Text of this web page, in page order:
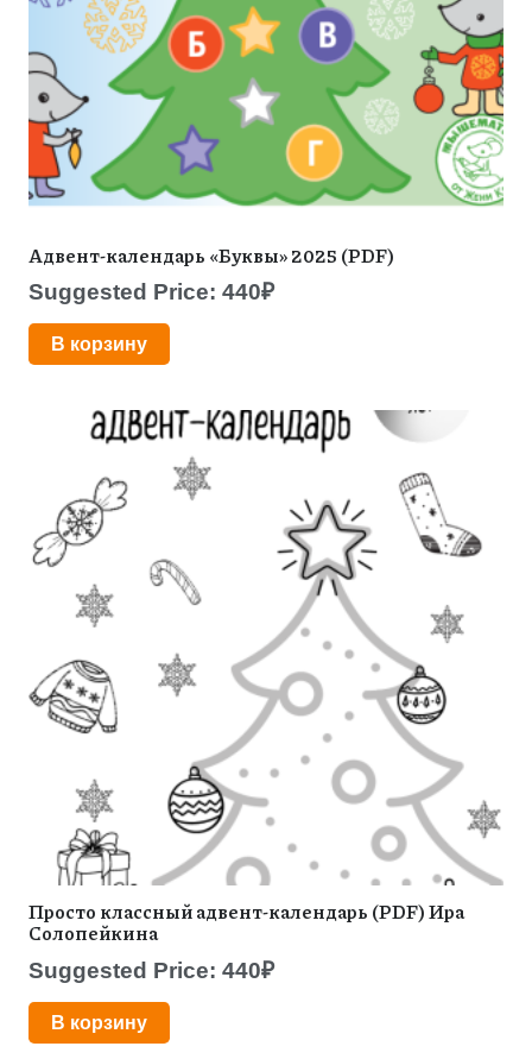
Адвент-календарь «Буквы» 2025 (PDF)
Suggested Price: 440₽
В корзину
Просто классный адвент-календарь (PDF) Ира
Солопейкина
Suggested Price: 440₽
В корзину